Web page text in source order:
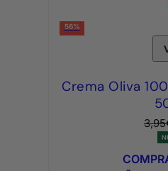
56%
Crema Oliva
3,95